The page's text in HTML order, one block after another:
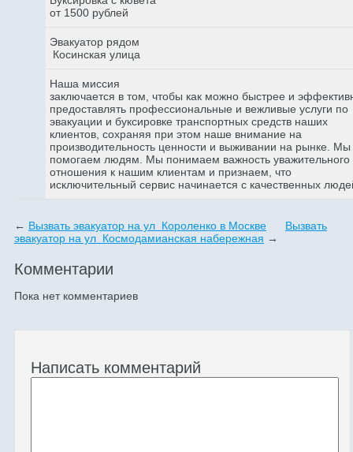
от 1500 рублей
Эвакуатор рядом
Косинская улица
Наша миссия
заключается в том, чтобы как можно быстрее и
предоставлять профессиональные и вежливые услуги по
эвакуации и буксировке транспортных средств наших
клиентов, сохраняя при этом наше внимание на
производительность ценности и выживании на рынке. Мы
помогаем людям. Мы понимаем важность уважительного
отношения к нашим клиентам и признаем, что
исключительный сервис начинается с качественных
← Вызвать эвакуатор на ул Короленко в Москве
Вызвать
эвакуатор на ул Космодамианская набережная →
Комментарии
Пока нет комментариев
Написать комментарий